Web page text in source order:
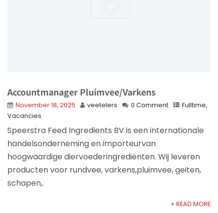
Accountmanager Pluimvee/Varkens
November 18, 2025 veetelers 0 Comment Fulltime,
Vacancies
Speerstra Feed Ingredients BV is een internationale
handelsonderneming en importeurvan
hoogwaardige diervoederingrediënten. Wij leveren
producten voor rundvee, varkens,pluimvee, geiten,
schapen,.
+ READ MORE